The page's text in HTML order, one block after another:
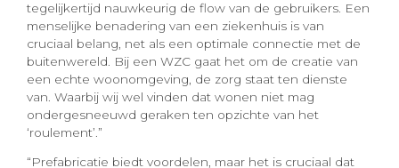
tegelijkertijd nauwkeurig de flow van de gebruikers. Een
menselijke benadering van een ziekenhuis is van
cruciaal belang, net als een optimale connectie met de
buitenwereld. Bij een WZC gaat het om de creatie van
een echte woonomgeving, de zorg staat ten dienste
van. Waarbij wij wel vinden dat wonen niet mag
ondergesneeuwd geraken ten opzichte van het
‘roulement’.”
“Prefabricatie biedt voordelen, maar het is cruciaal dat